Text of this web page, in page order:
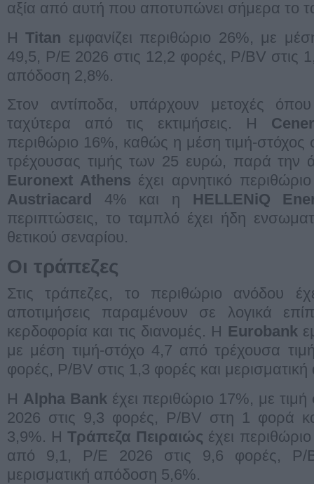
αξία από αυτή που αποτυπώνει σήμερα το
ΗTitan εμφανίζει περιθώριο 26%, με
49,5, P/E 2026 στις 12,2 φορές, P/BV στις
απόδοση 2,8%.
Στον αντίποδα, υπάρχουν μετοχές όπου
ταχύτερα από τις εκτιμήσεις. Η
περιθώριο 16%, καθώς η μέση τιμή-στόχος
τρέχουσας τιμής των 25 ευρώ, παρά την
Euronext Athens έχει αρνητικό
Austriacard 4% και η HELLENiQ
περιπτώσεις, το ταμπλό έχει ήδη
θετικού σεναρίου.
Οι τράπεζες
Στις τράπεζες, το περιθώριο ανόδου
αποτιμήσεις παραμένουν σε λογικά
κερδοφορία και τις διανομές. Η Eurobank
με μέση τιμή-στόχο 4,7 από τρέχουσα
φορές, P/BV στις 1,3 φορές και
Η Αlpha Βank έχει περιθώριο 17%, με
2026 στις 9,3 φορές, P/BV στη 1 φορά
3,9%. ΗΤράπεζα Πειραιώς έχει
από 9,1, P/E 2026 στις 9,6 φορές, P/
μερισματική απόδοση 5,6%.